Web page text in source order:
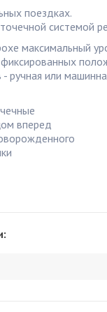
поездках.
системой
максимальный
ручная или
вперед